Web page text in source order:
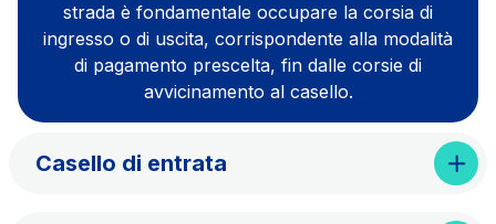
strada è fondamentale occupare la corsia di
ingresso o di uscita, corrispondente alla modalità
di pagamento prescelta, fin dalle corsie di
avvicinamento al casello.
Casello di entrata